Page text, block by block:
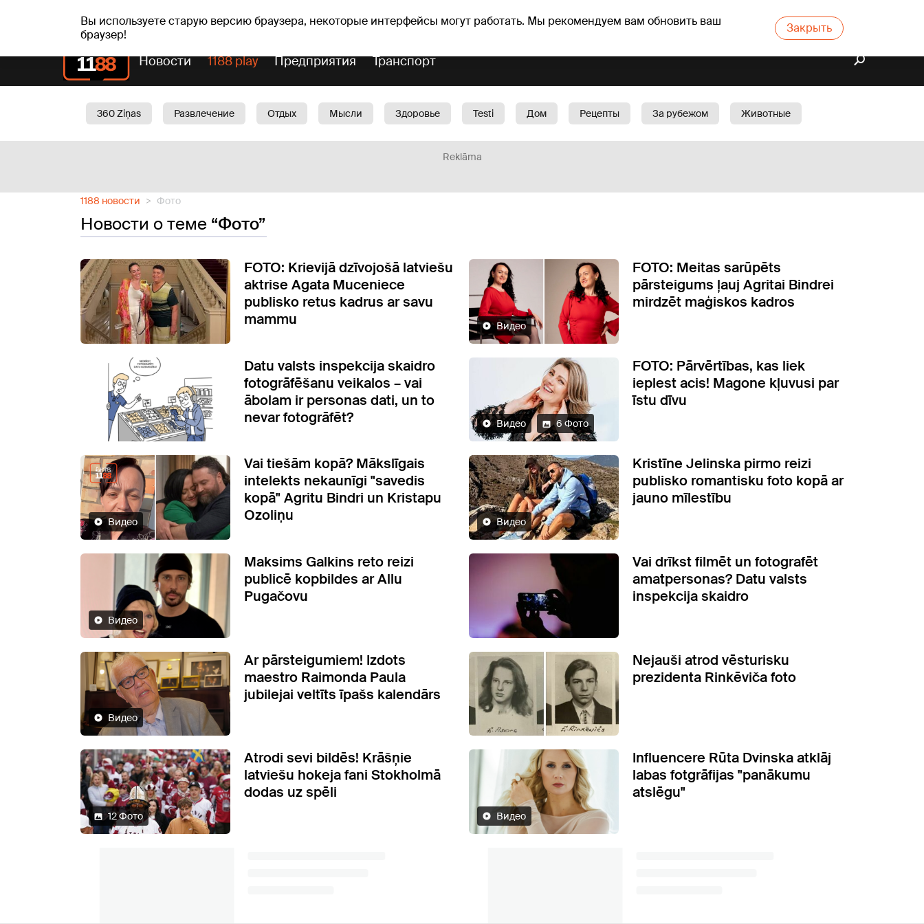
Вы используете старую версию браузера, некоторые интерфейсы могут работать. Мы рекомендуем вам обновить ваш
браузер!
Закрыть
сб, 08.08.2026. +19°C Mudīte, Vladislava, Vladislavs Прогноз погоды Гороскопы
Новости 1188 play Предприятия Транспорт
360 Ziņas Развлечение Отдых Мысли Здоровье Testi Дом Рецепты За рубежом
Животные
Reklāma
1188 новости Фото
Новости о теме “Фото”
FOTO: Krievijā dzīvojošā latviešu
aktrise Agata Muceniece
publisko retus kadrus ar savu
mammu
Видео
FOTO: Meitas sarūpēts
pārsteigums ļauj Agritai Bindrei
mirdzēt maģiskos kadros
Datu valsts inspekcija skaidro
fotogrāfēšanu veikalos – vai
ābolam ir personas dati, un to
nevar fotogrāfēt?
Видео 6 Фото
FOTO: Pārvērtības, kas liek
ieplest acis! Magone kļuvusi par
īstu dīvu
Видео
Vai tiešām kopā? Mākslīgais
intelekts nekaunīgi "savedis
kopā" Agritu Bindri un Kristapu
Ozoliņu
Видео
Kristīne Jelinska pirmo reizi
publisko romantisku foto kopā ar
jauno mīlestību
Видео
Maksims Galkins reto reizi
publicē kopbildes ar Allu
Pugačovu
Vai drīkst filmēt un fotografēt
amatpersonas? Datu valsts
inspekcija skaidro
Видео
Ar pārsteigumiem! Izdots
maestro Raimonda Paula
jubilejai veltīts īpašs kalendārs
Nejauši atrod vēsturisku
prezidenta Rinkēviča foto
12 Фото
Atrodi sevi bildēs! Krāšņie
latviešu hokeja fani Stokholmā
dodas uz spēli
Видео
Influencere Rūta Dvinska atklāj
labas fotgrāfijas "panākumu
atslēgu"